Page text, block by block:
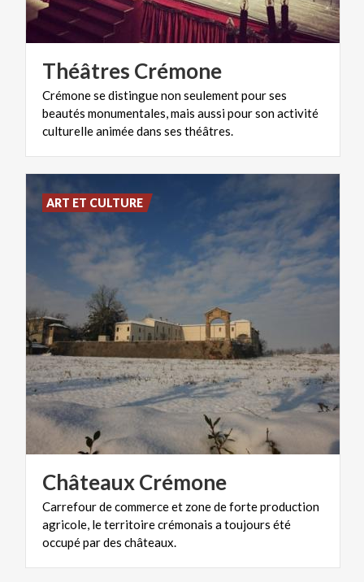
Théâtres Crémone
Crémone se distingue non seulement pour ses
beautés monumentales, mais aussi pour son activité
culturelle animée dans ses théâtres.
ChâteauxCrémone
Carrefour de commerce et zone de forte production
agricole, le territoire crémonais a toujours été
occupé par des châteaux.
ART ET CULTURE